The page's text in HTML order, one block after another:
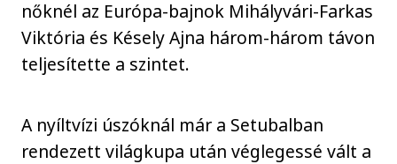
nőknél az Európa-bajnok Mihályvári-Farkas
Viktória és Késely Ajna három-három távon
teljesítette a szintet.
A nyíltvízi úszóknál már a Setubalban
rendezett világkupa után véglegessé vált a